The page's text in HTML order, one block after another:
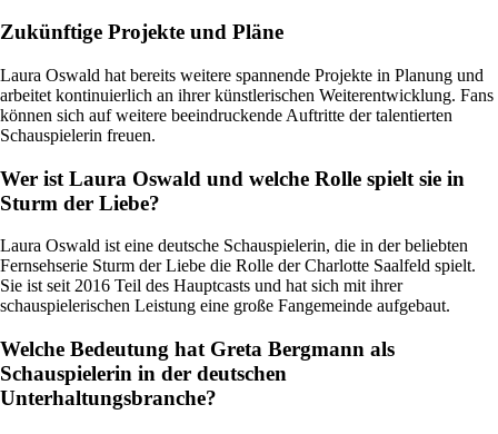
Zukünftige Projekte und Pläne
Laura Oswald hat bereits weitere spannende Projekte in Planung und
arbeitet kontinuierlich an ihrer künstlerischen Weiterentwicklung. Fans
können sich auf weitere beeindruckende Auftritte der talentierten
Schauspielerin freuen.
Wer ist Laura Oswald und welche Rolle spielt sie in
Sturm der Liebe?
Laura Oswald ist eine deutsche Schauspielerin, die in der beliebten
Fernsehserie Sturm der Liebe die Rolle der Charlotte Saalfeld spielt.
Sie ist seit 2016 Teil des Hauptcasts und hat sich mit ihrer
schauspielerischen Leistung eine große Fangemeinde aufgebaut.
Welche Bedeutung hat Greta Bergmann als
Schauspielerin in der deutschen
Unterhaltungsbranche?